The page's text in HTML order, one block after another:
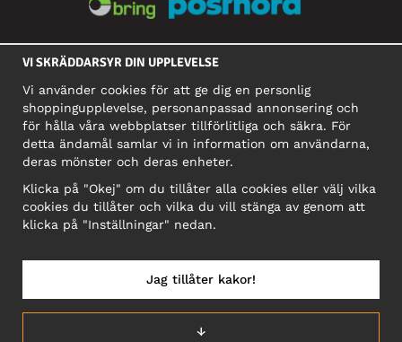
SOCIALA MEDIER
FÖRETAG
Motley Denim Europe OÜ
Narva mnt 5, EE-10117 Tallinn
Org: 12356245, Momsnummer: SE502090048501
OBS! Skicka inte varureturer till denna adress!
SVERIGE/SVENSKA
VI SKRÄDDARSYR DIN UPPLEVELSE
Vi använder cookies för att ge dig en personlig
shoppingupplevelse, personanpassad annonsering och
för hålla våra webbplatser tillförlitliga och säkra. För
detta ändamål samlar vi in information om användarna,
deras mönster och deras enheter.
Klicka på "Okej" om du tillåter alla cookies eller välj vilka
cookies du tillåter och vilka du vill stänga av genom att
klicka på "Inställningar" nedan.
↓
Jag tillåter kakor!